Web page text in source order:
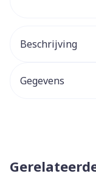
Beschrijving
Gegevens